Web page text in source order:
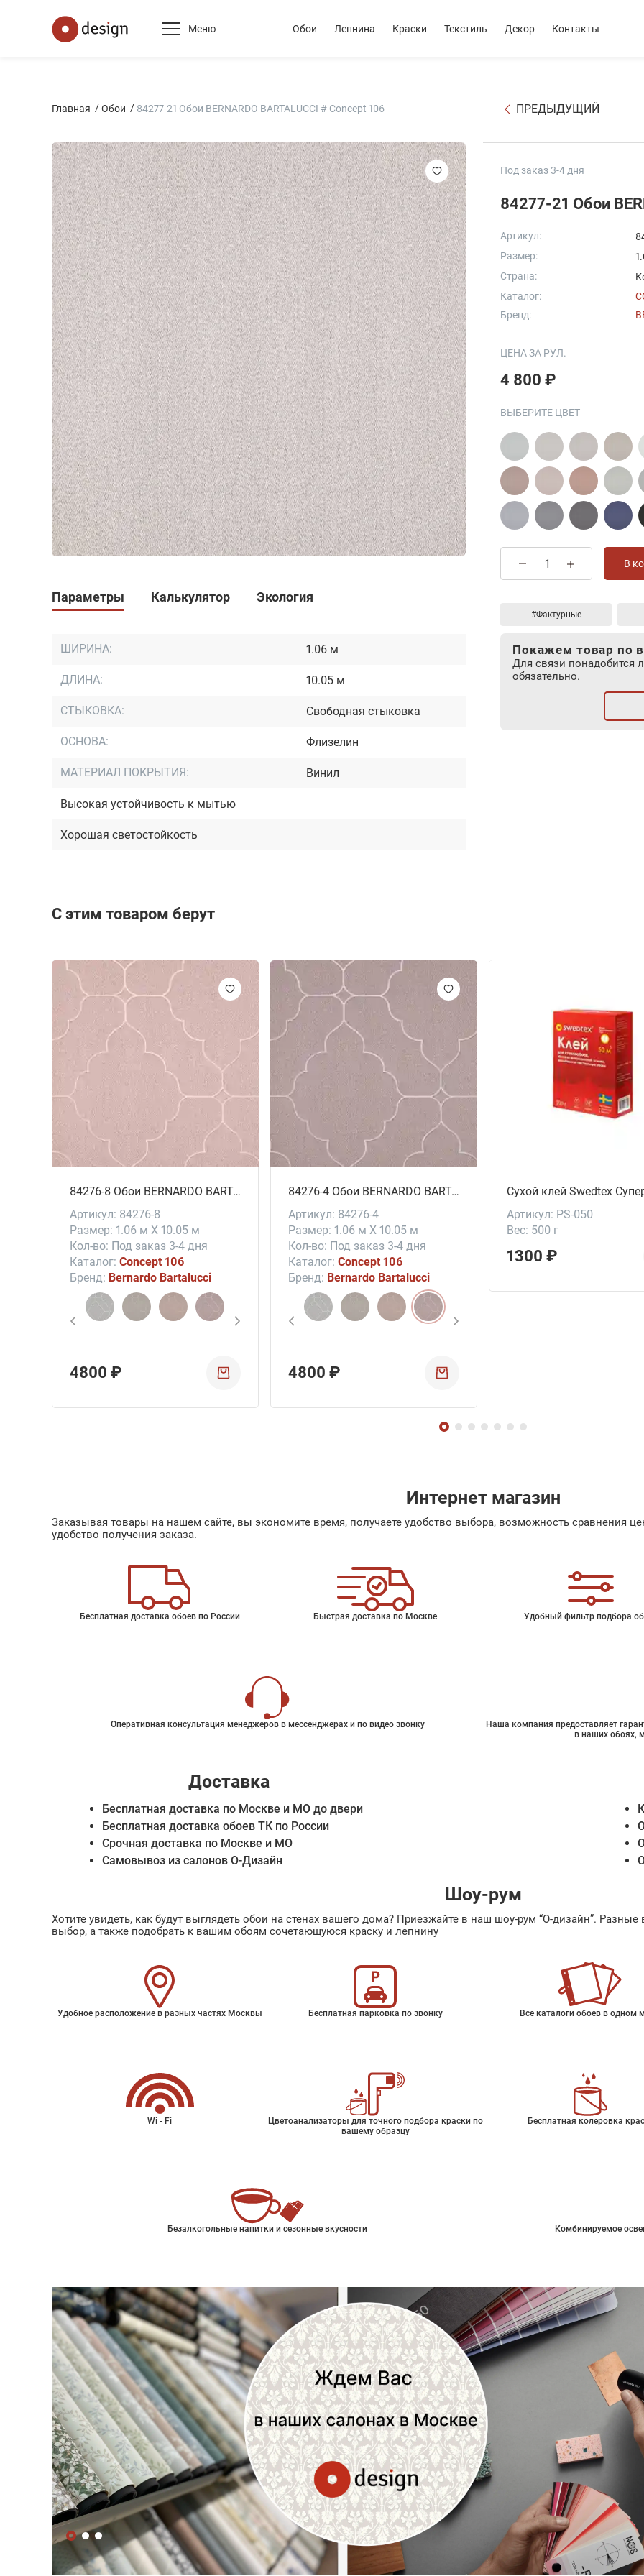
Меню Обои Лепнина Краски Текстиль Декор Контакты
Главная Обои 84277-21 Обои BERNARDO BARTALUCCI # Concept 106 ПРЕДЫДУЩИЙ
Параметры Калькулятор Экология
ШИРИНА: 1.06 м
ДЛИНА: 10.05 м
СТЫКОВКА: Свободная стыковка
ОСНОВА: Флизелин
МАТЕРИАЛ ПОКРЫТИЯ: Винил
Высокая устойчивость к мытью
Хорошая светостойкость
Под заказ 3-4 дня
84277-21 Обои
Артикул:
Размер:
Страна:
Каталог:
Бренд:
ЦЕНА ЗА РУЛ.
4 800 ₽
ВЫБЕРИТЕ ЦВЕТ
В
#Фактурные
Покажем товар по
Для связи понадобится
обязательно.
С этим товаром берут
84276-8 Обои BERNARDO BARTALUCCI # Concept 106
Артикул: 84276-8
Размер: 1.06 м X 10.05 м
Кол-во: Под заказ 3-4 дня
Каталог: Concept 106
Бренд: Bernardo Bartalucci
4800 ₽
84276-4 Обои BERNARDO BARTALUCCI # Concept 106
Артикул: 84276-4
Размер: 1.06 м X 10.05 м
Кол-во: Под заказ 3-4 дня
Каталог: Concept 106
Бренд: Bernardo Bartalucci
4800 ₽
Сухой клей Swedtex
Артикул: PS-050
Вес: 500 г
1300 ₽
Интернет магазин
Заказывая товары на нашем сайте, вы экономите время, получаете удобство выбора, возможность сравнения
удобство получения заказа.
Бесплатная доставка обоев по России Быстрая доставка по Москве Удобный фильтр подбора
Оперативная консультация менеджеров в мессенджерах и по видео звонку
Наша компания предоставляет
в наших обоях,
Доставка
Бесплатная доставка по Москве и МО до двери
Бесплатная доставка обоев ТК по России
Срочная доставка по Москве и МО
Самовывоз из салонов О-Дизайн
Шоу-рум
Хотите увидеть, как будут выглядеть обои на стенах вашего дома? Приезжайте в наш шоу-рум “О-дизайн”.
выбор, а также подобрать к вашим обоям сочетающуюся краску и лепнину
Удобное расположение в разных частях Москвы Бесплатная парковка по звонку Все каталоги обоев в одном
Wi - Fi
Цветоанализаторы для точного подбора краски по
вашему образцу
Бесплатная колеровка
Безалкогольные напитки и сезонные вкусности Комбинируемое